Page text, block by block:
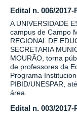
Edital n. 006/2017-
A UNIVERSIDADE
campus de Campo
REGIONAL DE
SECRETARIA
MOURÃO, torna
de professores da
Programa
PIBID/UNESPAR,
área.
Edital n. 003/2017-